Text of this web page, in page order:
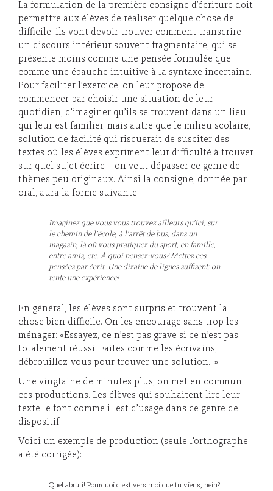
La formulation de la première consigne d’écriture doit
permettre aux élèves de réaliser quelque chose de
difficile: ils vont devoir trouver comment transcrire
un discours intérieur souvent fragmentaire, qui se
présente moins comme une pensée formulée que
comme une ébauche intuitive à la syntaxe incertaine.
Pour faciliter l’exercice, on leur propose de
commencer par choisir une situation de leur
quotidien, d’imaginer qu’ils se trouvent dans un lieu
qui leur est familier, mais autre que le milieu scolaire,
solution de facilité qui risquerait de susciter des
textes où les élèves expriment leur difficulté à trouver
sur quel sujet écrire – on veut dépasser ce genre de
thèmes peu originaux. Ainsi la consigne, donnée par
oral, aura la forme suivante:
Imaginez que vous vous trouvez ailleurs qu’ici, sur
le chemin de l’école, à l’arrêt de bus, dans un
magasin, là où vous pratiquez du sport, en famille,
entre amis, etc. À quoi pensez-vous? Mettez ces
pensées par écrit. Une dizaine de lignes suffisent: on
tente une expérience!
En général, les élèves sont surpris et trouvent la
chose bien difficile. On les encourage sans trop les
ménager: «Essayez, ce n’est pas grave si ce n’est pas
totalement réussi. Faites comme les écrivains,
débrouillez-vous pour trouver une solution…»
Une vingtaine de minutes plus, on met en commun
ces productions. Les élèves qui souhaitent lire leur
texte le font comme il est d’usage dans ce genre de
dispositif.
Voici un exemple de production (seule l’orthographe
a été corrigée):
Quel abruti! Pourquoi c'est vers moi que tu viens, hein?